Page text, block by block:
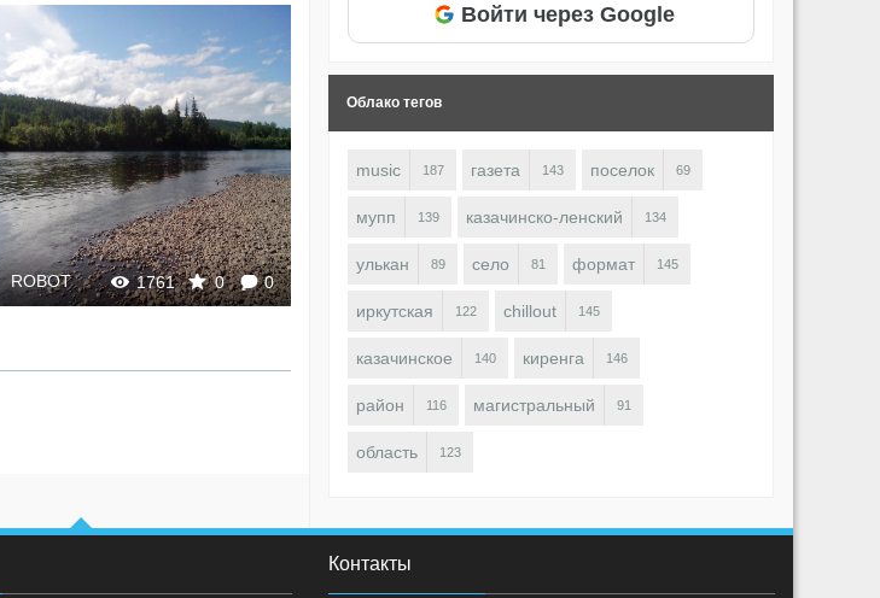
1761 0 0
ROBOT ROBOT
Войти через Google
Облако тегов
music 187 газета 143 поселок 69
мупп 139 казачинско-ленский 134
улькан 89 село 81 формат 145
иркутская 122 chillout 145
казачинское 140 киренга 146
район 116 магистральный 91
область 123
Контакты